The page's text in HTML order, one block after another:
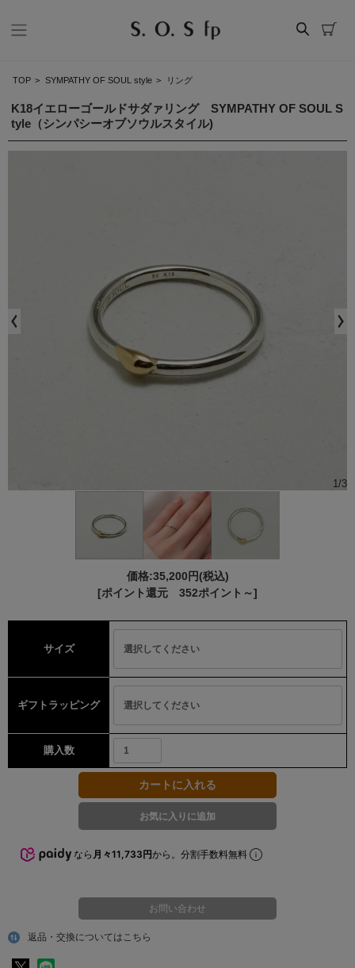
TOP > SYMPATHY OF SOUL style > リング
K18イエローゴールドサダァリング SYMPATHY OF SOUL S
tyle（シンパシーオブソウルスタイル)
1/3
価格:35,200円(税込)
[ポイント還元 352ポイント～]
サイズ
ギフトラッピング
購入数
なら 月々11,733円から。分割手数料無料
返品・交換についてはこちら
お問い合わせ